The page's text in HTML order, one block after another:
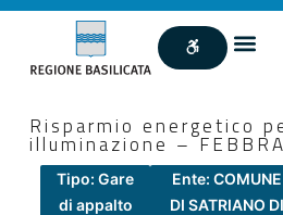
Risparmio energetico
illuminazione –
Tipo: Gare
di appalto
Ente: COMUNE
DI SATRIANO DI